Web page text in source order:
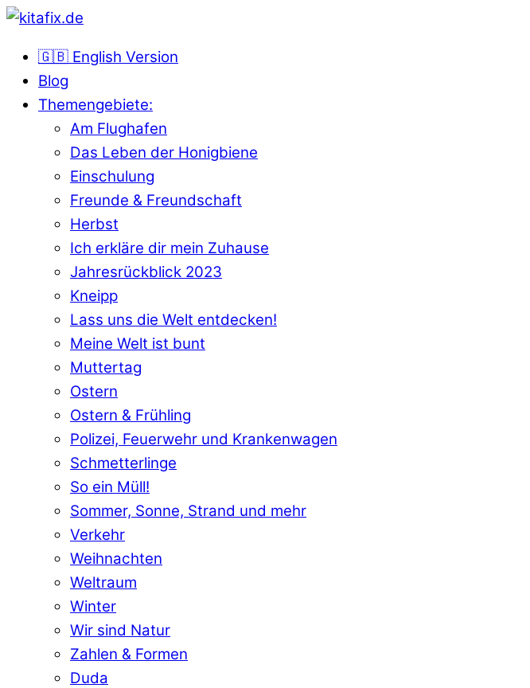
🇬🇧 English Version
Blog
Themengebiete:
Am Flughafen
Das Leben der Honigbiene
Einschulung
Freunde & Freundschaft
Herbst
Ich erkläre dir mein Zuhause
Jahresrückblick 2023
Kneipp
Lass uns die Welt entdecken!
Meine Welt ist bunt
Muttertag
Ostern
Ostern & Frühling
Polizei, Feuerwehr und Krankenwagen
Schmetterlinge
So ein Müll!
Sommer, Sonne, Strand und mehr
Verkehr
Weihnachten
Weltraum
Winter
Wir sind Natur
Zahlen & Formen
Duda